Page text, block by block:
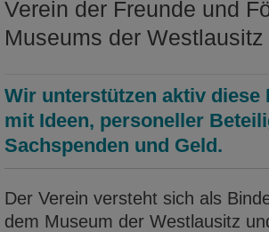
Verein der Freunde und
Museums der Westlausitz
Wir unterstützen aktiv diese
mit Ideen, personeller
Sachspenden und Geld.
Der Verein versteht sich als
dem Museum der Westlausitz